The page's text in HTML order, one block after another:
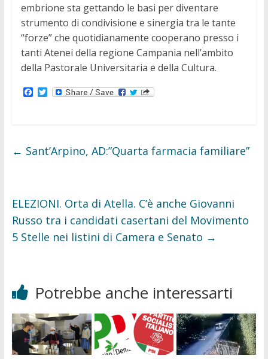
embrione sta gettando le basi per diventare
strumento di condivisione e sinergia tra le tante
“forze” che quotidianamente cooperano presso i
tanti Atenei della regione Campania nell’ambito
della Pastorale Universitaria e della Cultura.
F
o
k
T
r
← Sant’Arpino, AD:”Quarta farmacia familiare”
ELEZIONI. Orta di Atella. C’è anche Giovanni
Russo tra i candidati casertani del Movimento
5 Stelle nei listini di Camera e Senato →
Potrebbe anche interessarti